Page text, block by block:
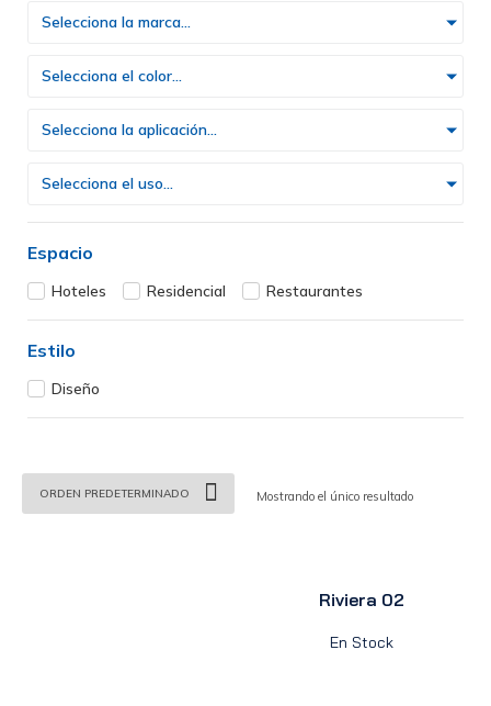
Selecciona la marca...
Selecciona el color...
Selecciona la aplicación...
Selecciona el uso...
Espacio
Hoteles Residencial Restaurantes
Estilo
Diseño
Mostrando el único resultado
Riviera 02
En Stock